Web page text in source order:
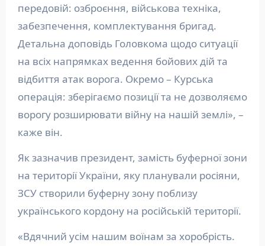
передовій: озброєння, військова техніка,
забезпечення, комплектування бригад.
Детальна доповідь Головкома щодо ситуації
на всіх напрямках ведення бойових дій та
відбиття атак ворога. Окремо – Курська
операція: зберігаємо позиції та не дозволяємо
ворогу розширювати війну на нашій землі», –
каже він.
Як зазначив президент, замість буферної зони
на території України, яку планували росіяни,
ЗСУ створили буферну зону поблизу
українського кордону на російській території.
«Вдячний усім нашим воїнам за хоробрість.